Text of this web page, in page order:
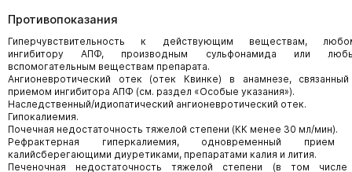
Противопоказания
Гиперчувствительность к действующим веществам,
ингибитору АПФ, производным сульфонамида или
вспомогательным веществам препарата.
Ангионевротический отек (отек Квинке) в анамнезе,
приемом ингибитора АПФ (см. раздел «Особые указания»).
Наследственный/идиопатический ангионевротический отек.
Гипокалиемия.
Почечная недостаточность тяжелой степени (КК менее 30 мл/мин).
Рефрактерная гиперкалиемия, одновременный
калийсберегающими диуретиками, препаратами калия и лития.
Печеночная недостаточность тяжелой степени (в том